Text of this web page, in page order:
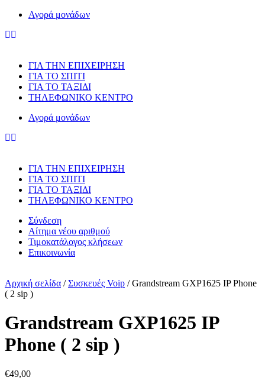
Αγορά μονάδων
ΓΙΑ ΤΗΝ ΕΠΙΧΕΙΡΗΣΗ
ΓΙΑ ΤΟ ΣΠΙΤΙ
ΓΙΑ ΤΟ ΤΑΞΙΔΙ
ΤΗΛΕΦΩΝΙΚΟ ΚΕΝΤΡΟ
Αγορά μονάδων
ΓΙΑ ΤΗΝ ΕΠΙΧΕΙΡΗΣΗ
ΓΙΑ ΤΟ ΣΠΙΤΙ
ΓΙΑ ΤΟ ΤΑΞΙΔΙ
ΤΗΛΕΦΩΝΙΚΟ ΚΕΝΤΡΟ
Σύνδεση
Αίτημα νέου αριθμού
Τιμοκατάλογος κλήσεων
Επικοινωνία
Αρχική σελίδα /Συσκευές Voip / Grandstream GXP1625 IP Phone
( 2 sip )
Grandstream GXP1625 IP
Phone ( 2 sip )
€49,00